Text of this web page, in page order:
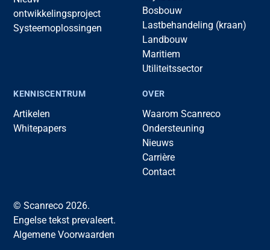
ontwikkelingsproject
Systeemoplossingen
Bosbouw
Lastbehandeling (kraan)
Landbouw
Maritiem
Utiliteitssector
KENNISCENTRUM
Artikelen
Whitepapers
OVER
Waarom Scanreco
Ondersteuning
Nieuws
Carrière
Contact
© Scanreco 2026.
Engelse tekst prevaleert.
Algemene Voorwaarden